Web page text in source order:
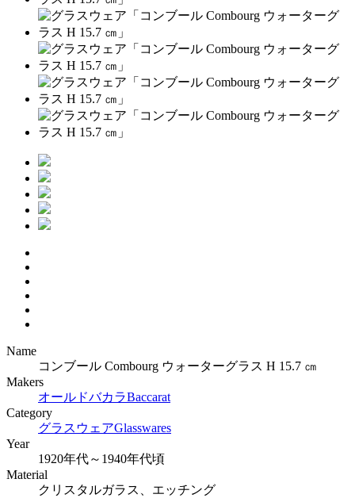
Name
コンブール Combourg ウォーターグラス H 15.7 ㎝
Makers
オールドバカラBaccarat
Category
グラスウェアGlasswares
Year
1920年代～1940年代頃
Material
クリスタルガラス、エッチング